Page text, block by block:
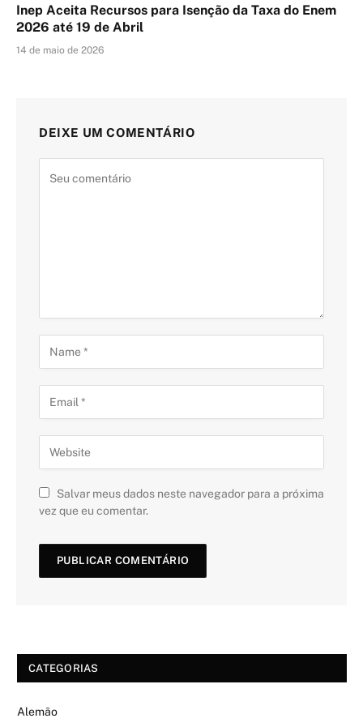
Inep Aceita Recursos para Isenção da Taxa do Enem
2026 até 19 de Abril
14 de maio de 2026
DEIXE UM COMENTÁRIO
Salvar meus dados neste navegador para a próxima
vez que eu comentar.
CATEGORIAS
Alemão